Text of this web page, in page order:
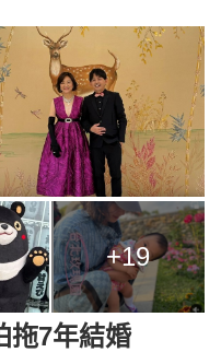
+19
拖7年結婚